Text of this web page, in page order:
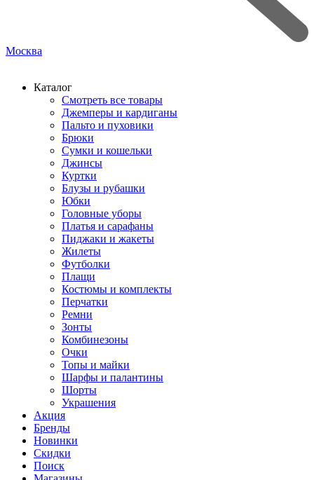
Москва
Каталог
Смотреть все товары
Джемперы и кардиганы
Пальто и пуховики
Брюки
Сумки и кошельки
Джинсы
Куртки
Блузы и рубашки
Юбки
Головные уборы
Платья и сарафаны
Пиджаки и жакеты
Жилеты
Футболки
Плащи
Костюмы и комплекты
Перчатки
Ремни
Зонты
Комбинезоны
Очки
Топы и майки
Шарфы и палантины
Шорты
Украшения
Акция
Бренды
Новинки
Скидки
Поиск